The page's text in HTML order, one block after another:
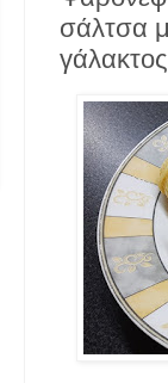
σάλτσα
γάλακτος